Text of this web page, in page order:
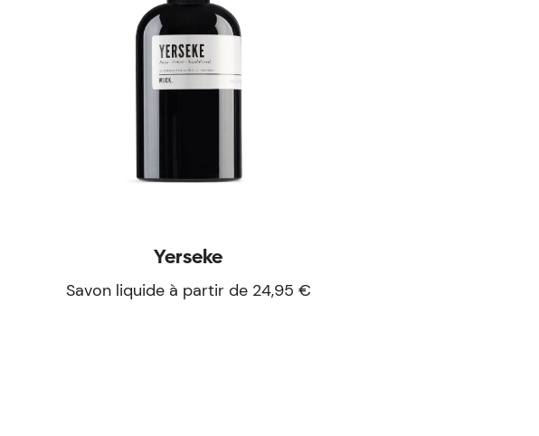
Yerseke
Savon liquide à partir de 24,95 €